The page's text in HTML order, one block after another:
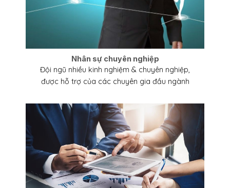
Nhân sự chuyên nghiệp
Đội ngũ nhiều kinh nghiệm & chuyên nghiệp,
được hỗ trợ của các chuyên gia đầu ngành